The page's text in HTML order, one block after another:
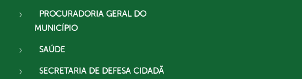
PROCURADORIA GERAL DO
MUNICÍPIO
SAÚDE
SECRETARIA DE DEFESA CIDADÃ